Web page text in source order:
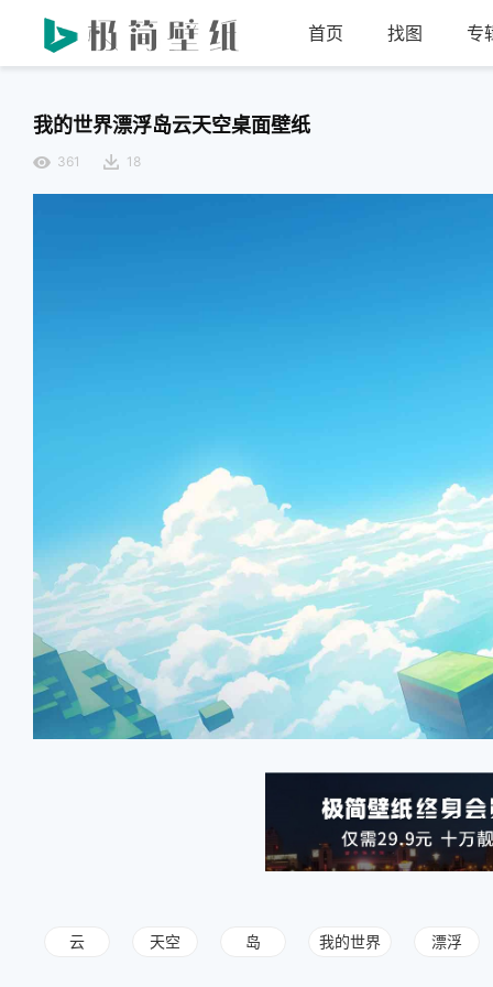
首页 找图 专
我的世界漂浮岛云天空桌面壁纸
361 18
云 天空 岛 我的世界 漂浮